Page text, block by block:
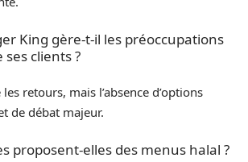
King gère-t-il les préoccupations
clients ?
les retours, mais l’absence d’options
de débat majeur.
proposent-elles des menus halal ?